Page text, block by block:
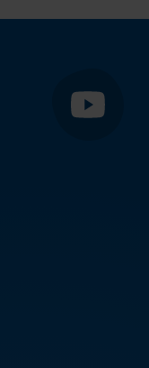
YouTube